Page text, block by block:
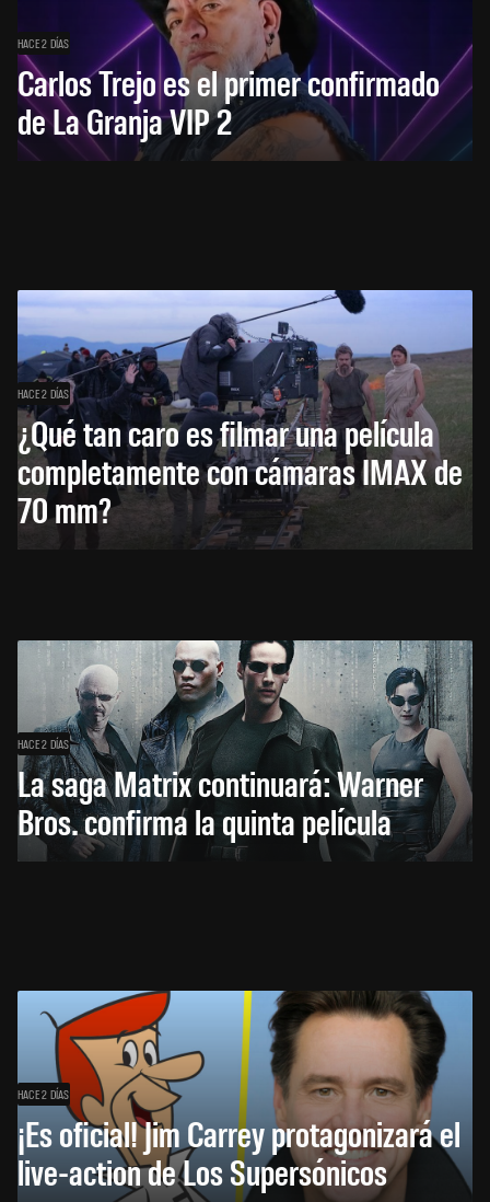
HACE 2 DÍAS
Carlos Trejo es el primer confirmado
de La Granja VIP 2
HACE 2 DÍAS
¿Qué tan caro es filmar una película
completamente con cámaras IMAX de
70 mm?
HACE 2 DÍAS
La saga Matrix continuará: Warner
Bros. confirma la quinta película
HACE 2 DÍAS
¡Es oficial! Jim Carrey protagonizará el
live-action de Los Supersónicos